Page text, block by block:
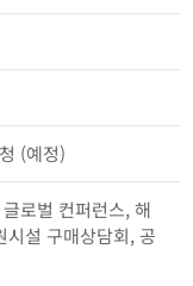
(예정)
로벌 컨퍼런스, 해
시설 구매상담회, 공